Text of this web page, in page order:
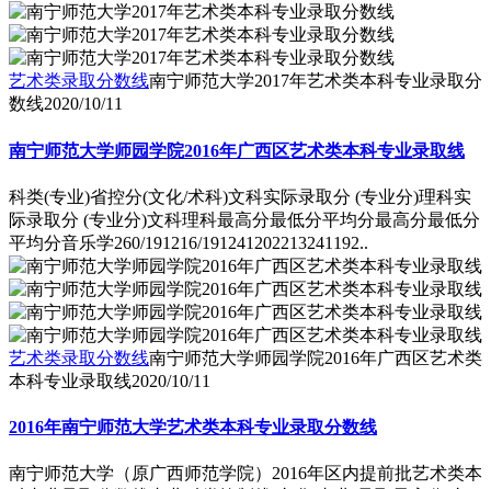
艺术类录取分数线南宁师范大学2017年艺术类本科专业录取分
数线2020/10/11
南宁师范大学师园学院2016年广西区艺术类本科专业录取线
科类(专业)省控分(文化/术科)文科实际录取分 (专业分)理科实
际录取分 (专业分)文科理科最高分最低分平均分最高分最低分
平均分音乐学260/191216/191241202213241192..
艺术类录取分数线南宁师范大学师园学院2016年广西区艺术类
本科专业录取线2020/10/11
2016年南宁师范大学艺术类本科专业录取分数线
南宁师范大学（原广西师范学院）2016年区内提前批艺术类本